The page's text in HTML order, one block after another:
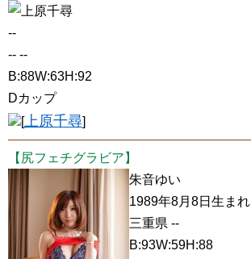
上原千尋
--
-- --
B:88W:63H:92
Dカップ
[上原千尋]
【尻フェチグラビア】
朱音ゆい
1989年8月8日生まれ
三重県 --
B:93W:59H:88